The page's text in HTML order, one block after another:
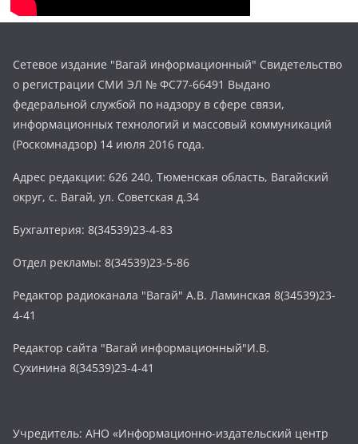
Сетевое издание "Вагай информационный" Свидетельство
о регистрации СМИ ЭЛ № ФС77-66491 Выдано
федеральной службой по надзору в сфере связи,
информационных технологий и массовый коммуникаций
(Роскомнадзор) 14 июля 2016 года.
Адрес редакции: 626 240, Тюменская область, Вагайский
округ, с. Вагай, ул. Советская д.34
Бухгалтерия: 8(34539)23-4-83
Отдел рекламы: 8(34539)23-5-86
Редактор радиоканала "Вагай" А.В. Ламинская 8(34539)23-
4-41
Редактор сайта "Вагай информационный"И.В.
Сухинина 8(34539)23-4-41
Учредитель: АНО «Информационно-издательский центр